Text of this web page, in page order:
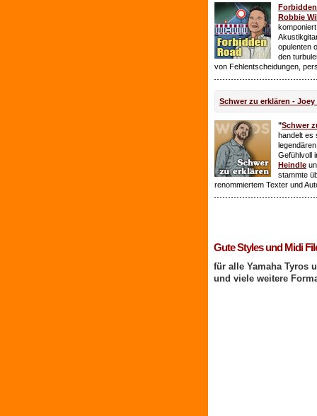
Robbie
opulenten
den
von Fehlentscheidungen,
Schwer zu erklären - Joey
"Schwer
handelt es
Gefühlvoll
Heindle
stammte
renommiertem Texter und
Gute Styles und Midi
für alle Yamaha Tyros
und viele weitere